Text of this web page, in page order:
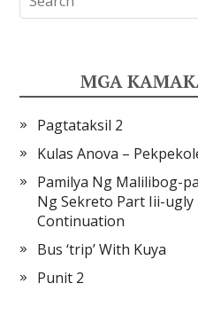
MGA
Pagtataksil 2
Kulas Anova –
Pamilya Ng Malilibog-
Ng Sekreto Part Iii-
Continuation
Bus ‘trip’ With Kuya
Punit 2